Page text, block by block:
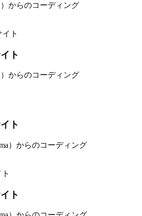
からのコーディング
ト
からのコーディング
ト
）からのコーディング
ト